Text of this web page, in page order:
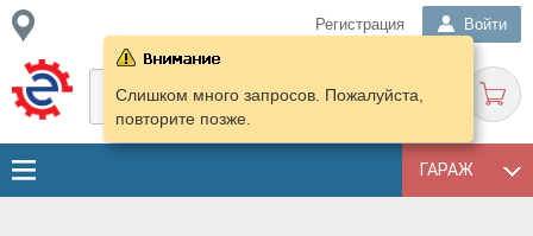
Регистрация Войти
ГАРАЖ
Слишком много запросов. Пожалуйста,
повторите позже.